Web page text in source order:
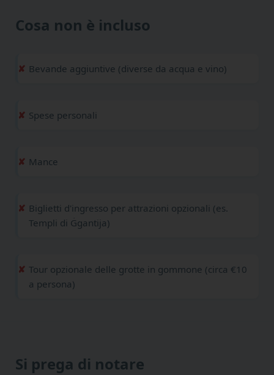
Cosa non è incluso
Bevande aggiuntive (diverse da acqua e vino)
Spese personali
Mance
Biglietti d'ingresso per attrazioni opzionali (es.
Templi di Ġgantija)
Tour opzionale delle grotte in gommone (circa €10
a persona)
Si prega di notare